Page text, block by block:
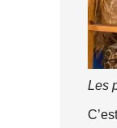
Les